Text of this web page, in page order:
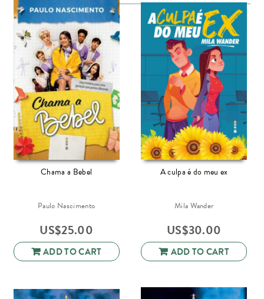
Chama a Bebel
Paulo Nascimento
US$25.00
ADD TO CART
A culpa é do meu ex
Mila Wander
US$30.00
ADD TO CART